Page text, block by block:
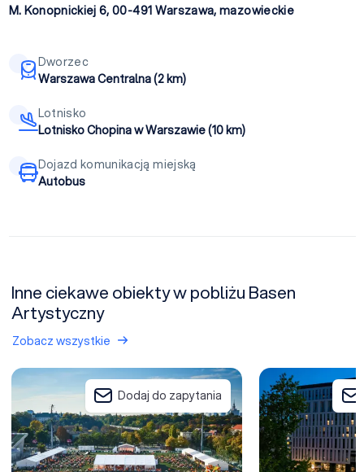
M. Konopnickiej 6, 00-491 Warszawa,mazowieckie
Dworzec
Warszawa Centralna (2 km)
Lotnisko
Lotnisko Chopina w Warszawie (10 km)
Dojazd komunikacją miejską
Autobus
Inne ciekawe obiekty w pobliżu Basen
Artystyczny
Zobacz wszystkie
Warsaw Experience Center
Dodaj do zapytania
Focus Hotel